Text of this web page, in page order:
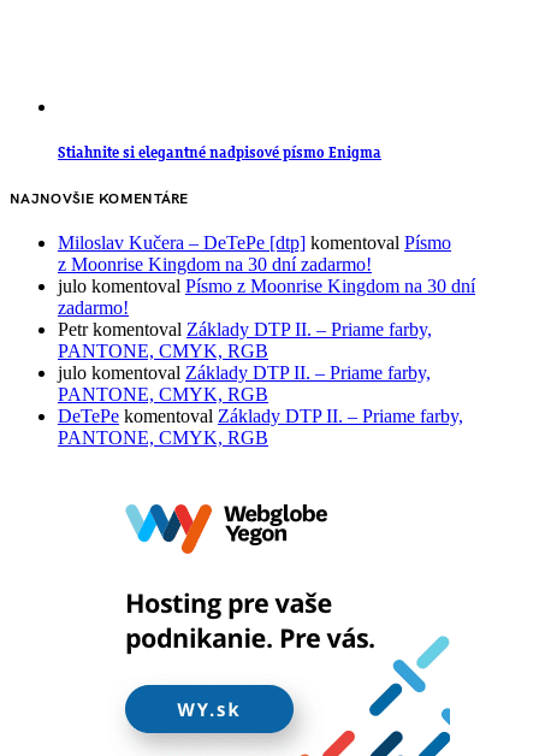
Stiahnite si elegantné nadpisové písmo Enigma
NAJNOVŠIE KOMENTÁRE
Miloslav Kučera – DeTePe [dtp] komentoval Písmo
z Moonrise Kingdom na 30 dní zadarmo!
julo komentoval Písmo z Moonrise Kingdom na 30 dní
zadarmo!
Petrkomentoval Základy DTP II. – Priame farby,
PANTONE, CMYK, RGB
julo komentoval Základy DTP II. – Priame farby,
PANTONE, CMYK, RGB
DeTePe komentoval Základy DTP II. – Priame farby,
PANTONE, CMYK, RGB